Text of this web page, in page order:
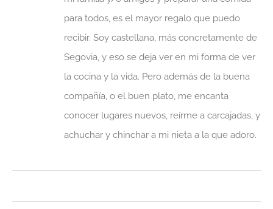
para todos, es el mayor regalo que puedo
recibir. Soy castellana, más concretamente de
Segovia, y eso se deja ver en mi forma de ver
la cocina y la vida. Pero además de la buena
compañía, o el buen plato, me encanta
conocer lugares nuevos, reírme a carcajadas, y
achuchar y chinchar a mi nieta a la que adoro.